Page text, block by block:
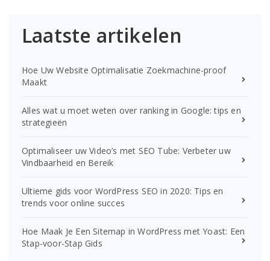
Laatste artikelen
Hoe Uw Website Optimalisatie Zoekmachine-proof
Maakt
Alles wat u moet weten over ranking in Google: tips en
strategieën
Optimaliseer uw Video’s met SEO Tube: Verbeter uw
Vindbaarheid en Bereik
Ultieme gids voor WordPress SEO in 2020: Tips en
trends voor online succes
Hoe Maak Je Een Sitemap in WordPress met Yoast: Een
Stap-voor-Stap Gids